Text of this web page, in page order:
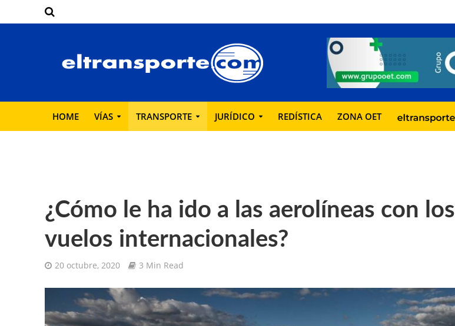
HOME VÍAS TRANSPORTE JURÍDICO REDÍSTICA ZONA OET
¿Cómo le ha ido a las aerolíneas con los
vuelos internacionales?
20 octubre, 2020 3 Min Read